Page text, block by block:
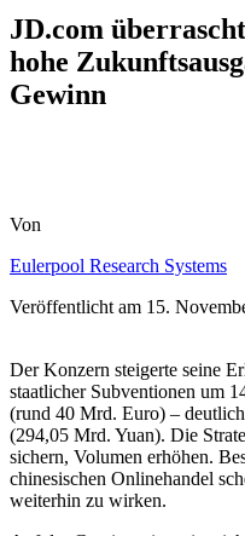
JD.com
hohe
Gewinn
Von
Eulerpool Research Systems
Veröffentlicht am 15.
Der Konzern steigerte seine
staatlicher Subventionen um
(rund 40 Mrd. Euro) –
(294,05 Mrd. Yuan). Die
sichern, Volumen erhöhen.
chinesischen Onlinehandel
weiterhin zu wirken.